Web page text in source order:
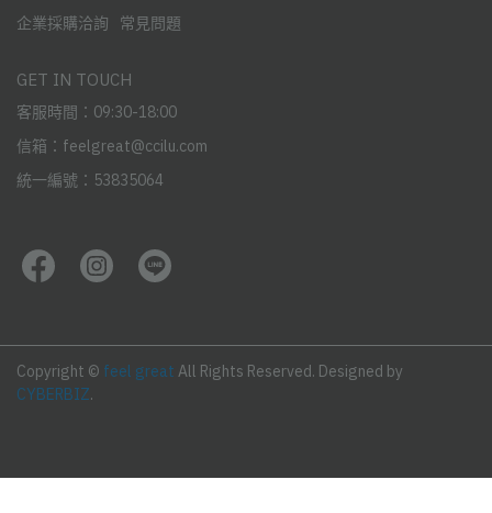
企業採購洽詢
常見問題
GET IN TOUCH
客服時間：09:30-18:00
信箱：feelgreat@ccilu.com
統一編號：53835064
Copyright © feel great All Rights Reserved. Designed by
CYBERBIZ.